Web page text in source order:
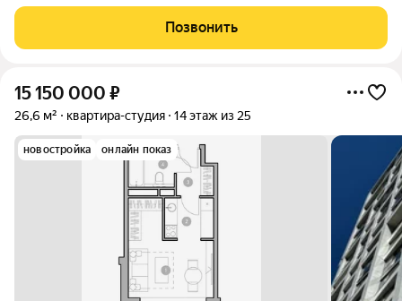
планировок, так и евроформата (с большой кухней-гостиной).
Особенность апартаментов
Позвонить
15 150 000 ₽
26,6 м² квартира-студия 14 этаж из 25
новостройка онлайн показ